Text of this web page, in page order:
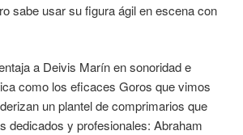
sabe usar su figura ágil en escena con
a Deivis Marín en sonoridad e
como los eficaces Goros que vimos
un plantel de comprimarios que
dedicados y profesionales: Abraham